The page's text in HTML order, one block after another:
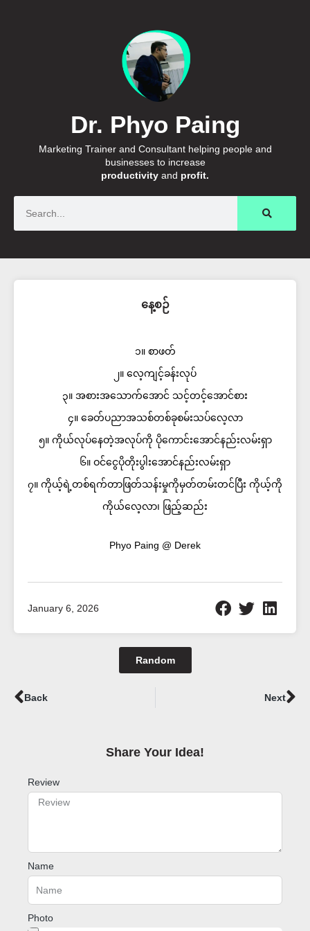
Dr. Phyo Paing
Marketing Trainer and Consultant helping people and
businesses to increase
productivity and profit.
နေ့စဉ်
၁။ စာဖတ်
၂။ လေ့ကျင့်ခန်းလုပ်
၃။ အစားအသောက်အောင် သင့်တင့်အောင်စား
၄။ ခေတ်ပညာအသစ်တစ်ခုစမ်းသပ်လေ့လာ
၅။ ကိုယ်လုပ်နေတဲ့အလုပ်ကို ပိုကောင်းအောင်နည်းလမ်းရှာ
၆။ ဝင်ငွေပိုတိုးပွါးအောင်နည်းလမ်းရှာ
၇။ ကိုယ့်ရဲ့တစ်ရက်တာဖြတ်သန်းမှုကိုမှတ်တမ်းတင်ပြီး ကိုယ့်ကို
ကိုယ်လေ့လာ၊ ဖြည့်ဆည်း
Phyo Paing @ Derek
January 6, 2026
Random
Prev
Back Next
Share Your Idea!​
Review
Name
Photo